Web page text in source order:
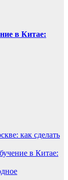
в Китае:
как сделать
в Китае: